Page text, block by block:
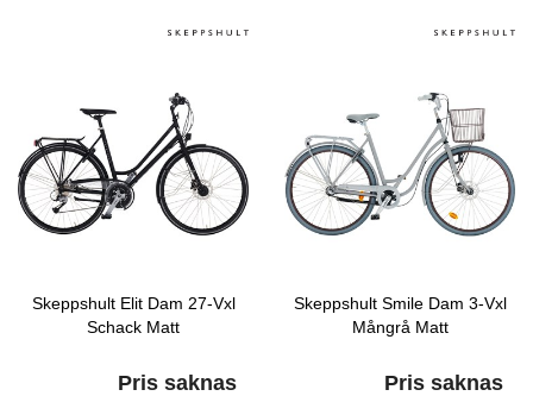
Skeppshult Elit Dam 27-Vxl
Schack Matt
Pris saknas
Skeppshult Smile Dam 3-Vxl
Mångrå Matt
Pris saknas